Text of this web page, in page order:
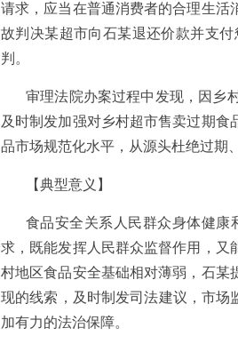
请求，应当在普通消费者的合理生活
故判决某超市向石某退还价款并支
判。
审理法院办案过程中发现，因乡
及时制发加强对乡村超市售卖过期
品市场规范化水平，从源头杜绝过期
【典型意义】
食品安全关系人民群众身体健康
求，既能发挥人民群众监督作用，又
村地区食品安全基础相对薄弱，石某
现的线索，及时制发司法建议，市
加有力的法治保障。